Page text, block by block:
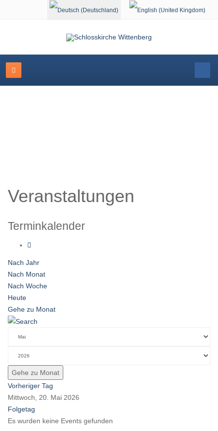
Sprache auswählen
Veranstaltungen
Terminkalender
Nach Jahr
Nach Monat
Nach Woche
Heute
Gehe zu Monat
Gehe zu Monat
Vorheriger Tag
Mittwoch, 20. Mai 2026
Folgetag
Es wurden keine Events gefunden